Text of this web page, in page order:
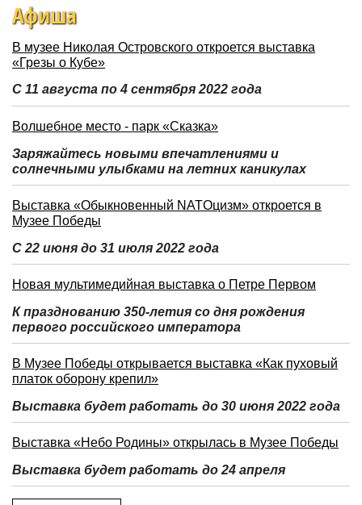
Афиша
В музее Николая Островского откроется выставка
«Грезы о Кубе»
С 11 августа по 4 сентября 2022 года
Волшебное место - парк «Сказка»
Заряжайтесь новыми впечатлениями и
солнечными улыбками на летних каникулах
Выставка «Обыкновенный NATOцизм» откроется в
Музее Победы
С 22 июня до 31 июля 2022 года
Новая мультимедийная выставка о Петре Первом
К празднованию 350-летия со дня рождения
первого российского императора
В Музее Победы открывается выставка «Как пуховый
платок оборону крепил»
Выставка будет работать до 30 июня 2022 года
Выставка «Небо Родины» открылась в Музее Победы
Выставка будет работать до 24 апреля